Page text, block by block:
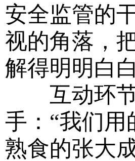
安全监管的
视的角落，
解得明明白白
互动环节
手：“我们
熟食的张大